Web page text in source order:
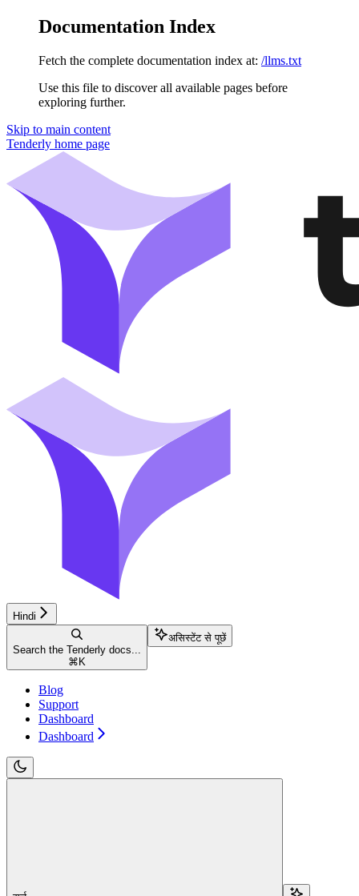
Documentation Index
Fetch the complete documentation index at: /llms.txt
Use this file to discover all available pages before
exploring further.
Skip to main content
Tenderly home page
Hindi
Search the Tenderly docs...
⌘ K
असिस्टेंट से पूछें
Blog
Support
Dashboard
Dashboard